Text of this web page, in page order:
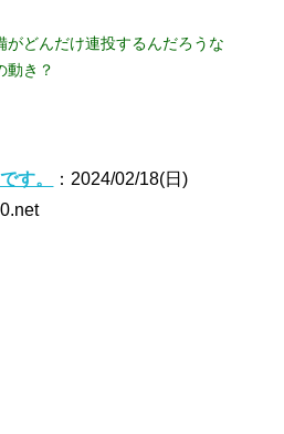
がどんだけ連投するんだろうな
動き？
す。
：2024/02/18(日)